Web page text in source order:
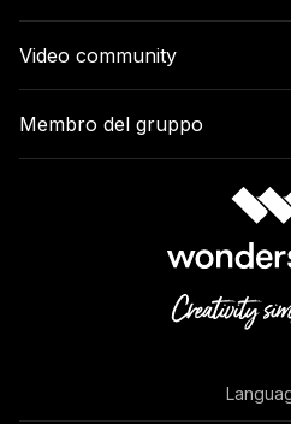
Video community
Membro del gruppo